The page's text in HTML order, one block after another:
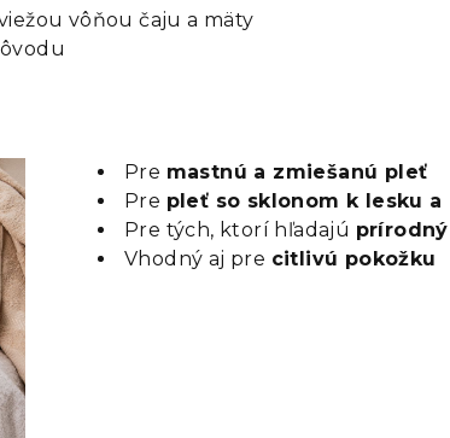
vôňou čaju a mäty
Pre mastnú a zmiešanú pleť
Pre pleť so sklonom k lesku
Pre tých, ktorí hľadajú
Vhodný aj pre citlivú pokožku